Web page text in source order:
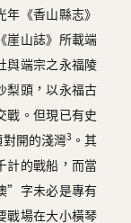
《香山縣志》
山誌》所載端
與端宗之永福陵
梨頭，以永福古
戰。但現已有史
對開的淺灣3 。其
計的戰船，而當
”字未必是專有
戰場在大小橫琴